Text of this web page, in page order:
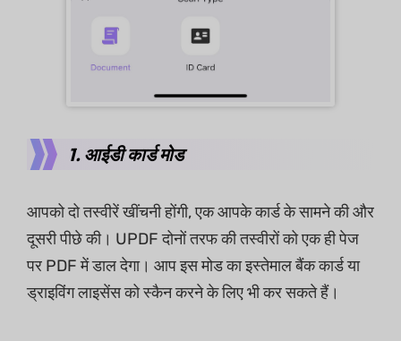
1. आईडी कार्ड मोड
आपको दो तस्वीरें खींचनी होंगी, एक आपके कार्ड के सामने की और
दूसरी पीछे की। UPDF दोनों तरफ की तस्वीरों को एक ही पेज
पर PDF में डाल देगा। आप इस मोड का इस्तेमाल बैंक कार्ड या
ड्राइविंग लाइसेंस को स्कैन करने के लिए भी कर सकते हैं।